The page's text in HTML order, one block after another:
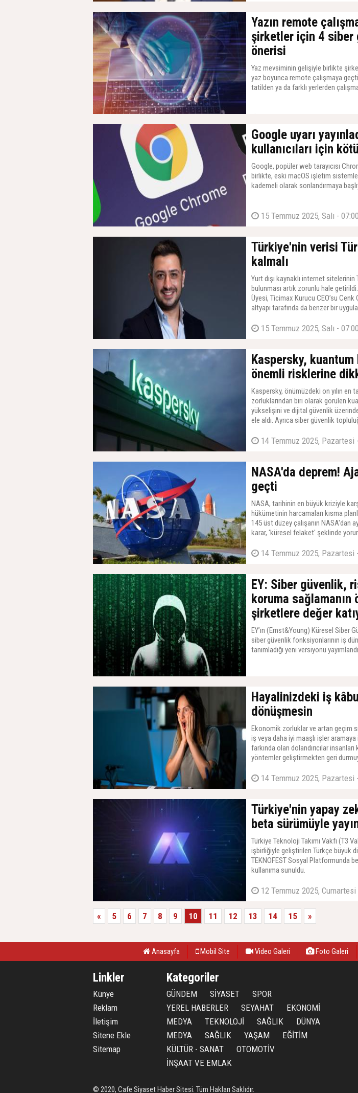
Yazın remote
şirketler için 4 siber
önerisi
Yaz mevsiminin gelişiyle birlikte
yaz boyunca remote çalışmaya
tatilden ya da farklı yerlerden çalışma
Google uyarı
kullanıcıları için
Google, popüler web tarayıcısı
birlikte, eski macOS işletim
kademeli olarak sonlandırmaya
15 Temmuz 2025, Salı - 07:00
Türkiye'nin verisi
kalmalı
Yurt dışı kaynaklı internet sitelerinin
bulunması artık zorunlu hale
Üyesi, Ticimax Kurucu CEO’su
altyapı tarafında da benzer bir
günümüzde Türkiye’nin verisi,
15 Temmuz 2025, Salı - 07:00
Kaspersky,
önemli risklerine
Kaspersky, önümüzdeki on yılın en
zorluklarından biri olarak görülen
yükselişini ve dijital güvenlik
ele aldı. Ayrıca siber güvenlik
kondu.14 Temmuz 2025, Pazartesi
NASA'da deprem!
geçti
NASA, tarihinin en büyük kriziyle
hükümetinin harcamaları kısma
145 üst düzey çalışanın NASA'dan
karar, 'küresel felaket' şeklinde
14 Temmuz 2025, Pazartesi
EY: Siber güvenlik,
koruma sağlamanın
şirketlere değer
EY’ın (Ernst&Young) Küresel Siber
siber güvenlik fonksiyonlarının iş
tanımladığı yeni versiyonu
Hayalinizdeki iş
dönüşmesin
Ekonomik zorluklar ve artan geçim
iş veya daha iyi maaşlı işler
farkında olan dolandırıcılar
yöntemler geliştirmekten geri
14 Temmuz 2025, Pazartesi
Türkiye'nin yapay
beta sürümüyle
Türkiye Teknoloji Takımı Vakfı (T3
işbirliğiyle geliştirilen Türkçe büyük
TEKNOFEST Sosyal Platformunda
kullanıma sunuldu.
12 Temmuz 2025, Cumartesi
« 5 6 7 8 9 10 11 12 13 14 15 »
Anasayfa Mobil Site Video Galeri Foto Galeri
Linkler
Künye
Reklam
İletişim
Sitene Ekle
Sitemap
Kategoriler
GÜNDEM SİYASET
SPOR
YEREL HABERLER
SEYAHAT
EKONOMİ
MEDYA
TEKNOLOJİ SAĞLIK
DÜNYA
MEDYA
SAĞLIK YAŞAM
EĞİTİM
KÜLTÜR - SANAT
OTOMOTİV
İNŞAAT VE EMLAK
© 2020, Cafe Siyaset Haber Sitesi. Tüm Hakları Saklıdır.